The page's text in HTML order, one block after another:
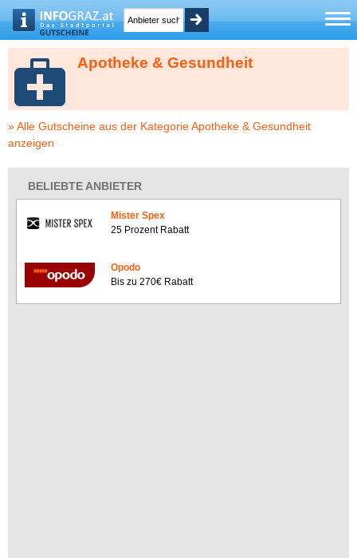
Apotheke & Gesundheit
» Alle Gutscheine aus der Kategorie Apotheke & Gesundheit
anzeigen
BELIEBTE ANBIETER
Mister Spex
25 Prozent Rabatt
Opodo
Bis zu 270€ Rabatt